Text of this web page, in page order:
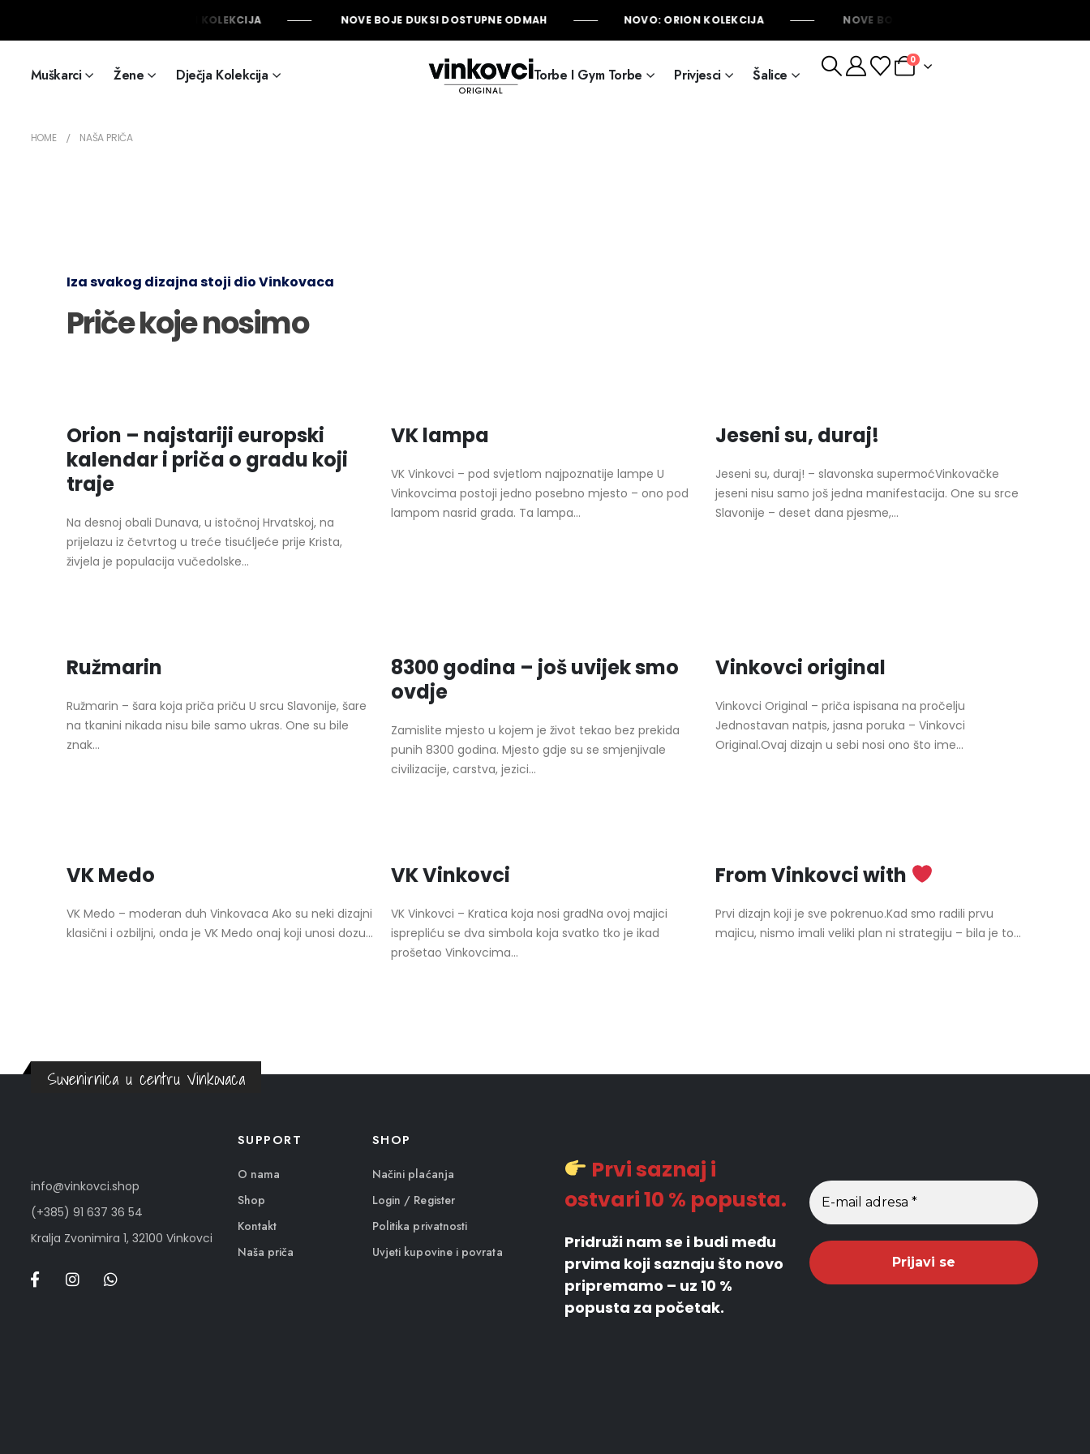
NOVO: ORION KOLEKCIJA NOVE BOJE DUKSI DOSTUPNE ODMAH NOVO: ORION KOLEKCIJA NOVE BOJE DUKSI DOSTUPNE ODMAH
Muškarci Žene Dječja Kolekcija Torbe I Gym Torbe Privjesci Šalice
0
HOME NAŠA PRIČA
Iza svakog dizajna stoji dio Vinkovaca
Priče koje nosimo
Orion – najstariji europski
kalendar i priča o gradu koji
traje
Na desnoj obali Dunava, u istočnoj Hrvatskoj, na
prijelazu iz četvrtog u treće tisućljeće prije Krista,
živjela je populacija vučedolske...
VK lampa
VK Vinkovci – pod svjetlom najpoznatije lampe U
Vinkovcima postoji jedno posebno mjesto – ono pod
lampom nasrid grada. Ta lampa...
Jeseni su, duraj!
Jeseni su, duraj! – slavonska supermoćVinkovačke
jeseni nisu samo još jedna manifestacija. One su srce
Slavonije – deset dana pjesme,...
Ružmarin
Ružmarin – šara koja priča priču U srcu Slavonije, šare
na tkanini nikada nisu bile samo ukras. One su bile
znak...
8300 godina – još uvijek smo
ovdje
Zamislite mjesto u kojem je život tekao bez prekida
punih 8300 godina. Mjesto gdje su se smjenjivale
civilizacije, carstva, jezici...
Vinkovci original
Vinkovci Original – priča ispisana na pročelju
Jednostavan natpis, jasna poruka – Vinkovci
Original.Ovaj dizajn u sebi nosi ono što ime...
VK Medo
VK Medo – moderan duh Vinkovaca Ako su neki dizajni
klasični i ozbiljni, onda je VK Medo onaj koji unosi dozu...
VK Vinkovci
VK Vinkovci – Kratica koja nosi gradNa ovoj majici
isprepliću se dva simbola koja svatko tko je ikad
prošetao Vinkovcima...
From Vinkovci with
Prvi dizajn koji je sve pokrenuo.Kad smo radili prvu
majicu, nismo imali veliki plan ni strategiju – bila je to...
Suvenirnica u centru Vinkovaca
info@vinkovci.shop
(+385) 91 637 36 54
Kralja Zvonimira 1, 32100 Vinkovci
SUPPORT
O nama
Shop
Kontakt
Naša priča
SHOP
Načini plaćanja
Login / Register
Politika privatnosti
Uvjeti kupovine i povrata
Prvi saznaj i
ostvari 10 % popusta.
Pridruži nam se i budi među
prvima koji saznaju što novo
pripremamo – uz 10 %
popusta za početak.